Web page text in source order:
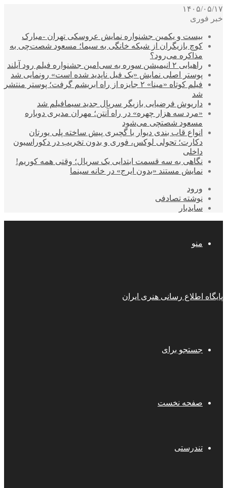
۱۴۰۵/۰۵/۱۷
خبر فوری
بیست و یکمین جشنواره نمایش عروسکی تهران -مبارک
کوچ بازیگران از شبکه خانگی به سیما؛ مسعود شصت‌چی به
مذاکره می‌رود؟
راهیابی ۲ انیمیشن سوره به سی‌امین جشنواره فیلم رود آیلند
پوستر اصلی نمایش «یک فیل ناپدید شده است» رونمایی شد
فیلم کوتاه «مینا» ۲ جایزه از راه ابریشم گرفت؛ پوستر منتشر
شد
داریوش فرضیایی بازیگر سریال جدید سیمافیلم شد
«مرد سه هزار چهره» در راه آنتن؛ مهران مدیری دوباره
مسعود شصتچی می‌شود
انواع قاب بندی دیوار با گچبری پیش ساخته پلی یورتان
دکارت؛ تحولی لوکس، فوری و بدون تخریب در دکوراسیون
داخلی
نگاهی به سه قسمت ابتدایی یک سریال؛ وقتی همه کوریم!
نمایش مستند «بدون ایرج» در خانه سینما
ورود
نوشته تصادفی
سایدبار
منو
پایگاه اطلاع رسانی هنری ایران
جستجو برای
صفحه نخست
تندرستی